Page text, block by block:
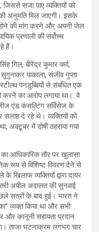
जिससे सजा पाए व्यक्तियों को
अनुमति मिल जाएगी। इसके
की मांग करने और अपनी जेल
प्रणाली की सर्वोच्च
हैं।
गिल, बीरेंद्र कुमार वर्मा,
सुगुनाकर पाकाला, संजीव गुप्ता
पनडुब्बियों से संबंधित एक
करने का आरोप लगाया था।. वे
एंड कंसल्टिंग सर्विसेज के
सलाह दे रहे थे। व्यक्तियों को
अक्टूबर में दोषी ठहराया गया
आधिकारिक तौर पर खुलासा
रूप से विशिष्ट विवरण देने से
व्यक्तियों द्वारा दायर
अपील अदालत की सुनवाई
सत्रों के बाद हुई। भारत ने
व्यक्त किया था और सभी
कानूनी सहायता प्रदान
ताजा घटनाक्रम लगभग चार